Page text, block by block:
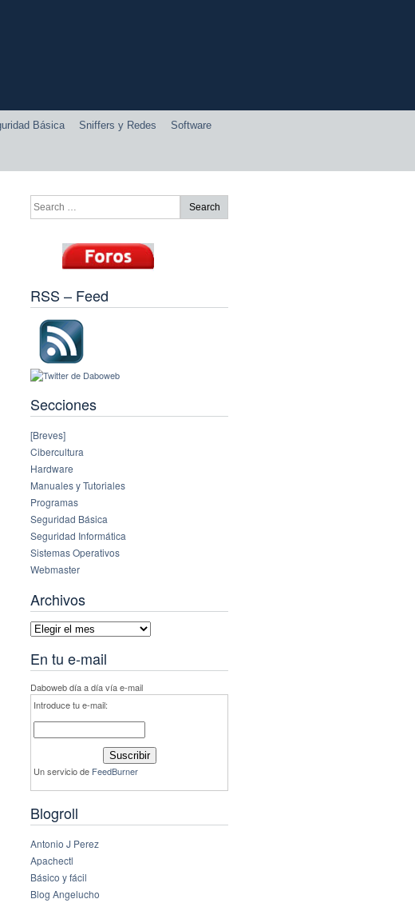
Básica Sniffers y Redes Software
RSS – Feed
Secciones
[Breves]
Cibercultura
Hardware
Manuales y Tutoriales
Programas
Seguridad Básica
Seguridad Informática
Sistemas Operativos
Webmaster
Archivos
Archivos
En tu e-mail
Daboweb día a día vía e-mail
Introduce tu e-mail:
Un servicio de FeedBurner
Blogroll
Antonio J Perez
Apachectl
Básico y fácil
Blog Angelucho